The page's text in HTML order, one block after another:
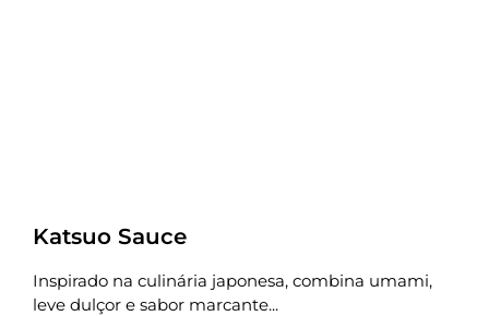
Katsuo Sauce
Inspirado na culinária japonesa, combina umami,
leve dulçor e sabor marcante...